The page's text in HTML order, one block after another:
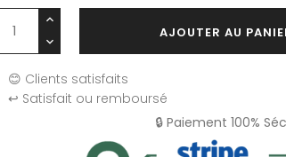
AJOUTER AU
😊 Clients satisfaits
↩️ Satisfait ou remboursé
🔒 Paiement 100%